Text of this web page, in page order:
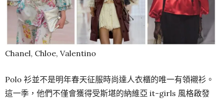
Chanel, Chloe, Valentino
Polo 衫並不是明年春天征服時尚達人衣櫃的唯一有領襯衫。
這一季，他們不僅會獲得受斯堪的納維亞 it-girls 風格啟發